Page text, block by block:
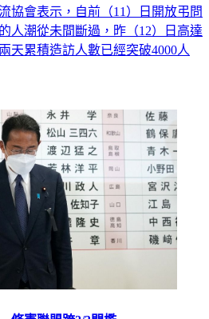
協會表示，自前（11）日開放弔問
人潮從未間斷過，昨（12）日高達
天累積造訪人數已經突破4000人